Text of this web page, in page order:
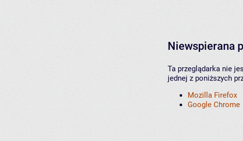
Niewspierana
Ta przeglądarka nie
jednej z poniższych
Mozilla Firefox
Google Chrome